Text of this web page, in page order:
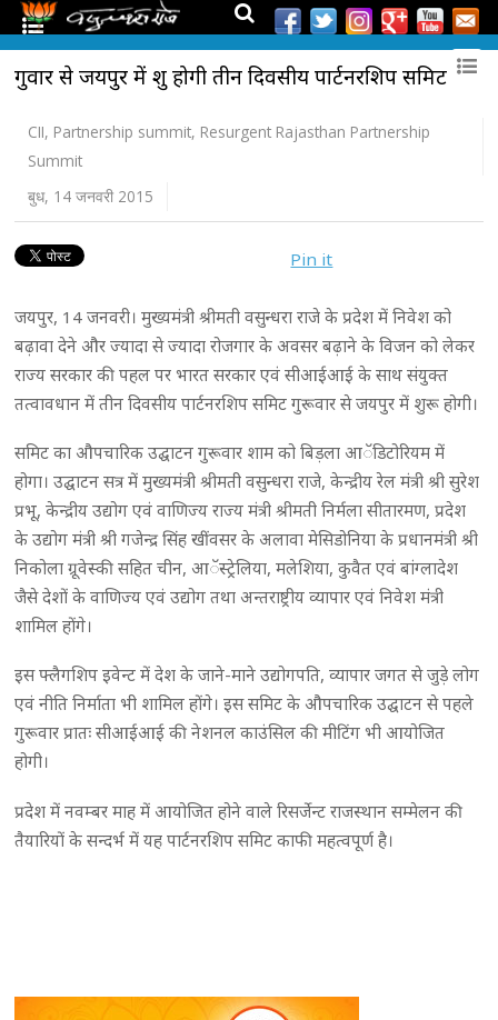
गुरूवार से जयपुर में शुरू होगी तीन दिवसीय पार्टनरशिप समिट
CII, Partnership summit, Resurgent Rajasthan Partnership
Summit
बुध, 14 जनवरी 2015
Pin it
जयपुर, 14 जनवरी। मुख्यमंत्री श्रीमती वसुन्धरा राजे के प्रदेश में निवेश को
बढ़ावा देने और ज्यादा से ज्यादा रोजगार के अवसर बढ़ाने के विजन को लेकर
राज्य सरकार की पहल पर भारत सरकार एवं सीआईआई के साथ संयुक्त
तत्वावधान में तीन दिवसीय पार्टनरशिप समिट गुरूवार से जयपुर में शुरू होगी।
समिट का औपचारिक उद्घाटन गुरूवार शाम को बिड़ला आॅडिटोरियम में
होगा। उद्घाटन सत्र में मुख्यमंत्री श्रीमती वसुन्धरा राजे, केन्द्रीय रेल मंत्री श्री सुरेश
प्रभू, केन्द्रीय उद्योग एवं वाणिज्य राज्य मंत्री श्रीमती निर्मला सीतारमण, प्रदेश
के उद्योग मंत्री श्री गजेन्द्र सिंह खींवसर के अलावा मेसिडोनिया के प्रधानमंत्री श्री
निकोला ग्रूवेस्की सहित चीन, आॅस्ट्रेलिया, मलेशिया, कुवैत एवं बांग्लादेश
जैसे देशों के वाणिज्य एवं उद्योग तथा अन्तराष्ट्रीय व्यापार एवं निवेश मंत्री
शामिल होंगे।
इस फ्लैगशिप इवेन्ट में देश के जाने-माने उद्योगपति, व्यापार जगत से जुड़े लोग
एवं नीति निर्माता भी शामिल होंगे। इस समिट के औपचारिक उद्घाटन से पहले
गुरूवार प्रातः सीआईआई की नेशनल काउंसिल की मीटिंग भी आयोजित
होगी।
प्रदेश में नवम्बर माह में आयोजित होने वाले रिसर्जेन्ट राजस्थान सम्मेलन की
तैयारियों के सन्दर्भ में यह पार्टनरशिप समिट काफी महत्वपूर्ण है।